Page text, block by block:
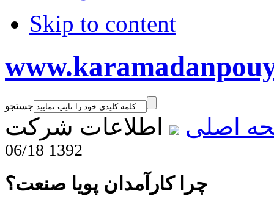
Skip to content
جستجو
اصلی اطلاعات شرکت
06/18 1392
چرا کارآمدان پویا صنعت؟